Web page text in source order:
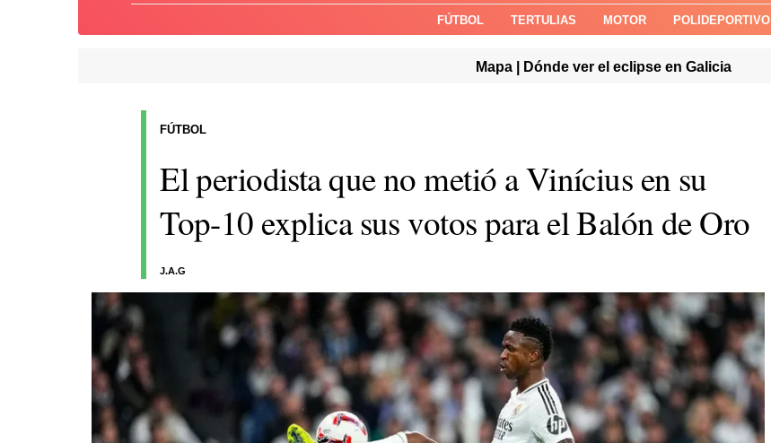
FÚTBOL TERTULIAS MOTOR POLIDEPORTIVO
Mapa | Dónde ver el eclipse en Galicia
El periodista que no metió a Vinícius en su
Top-10 explica sus votos para el Balón de Oro
J.A.G
FÚTBOL